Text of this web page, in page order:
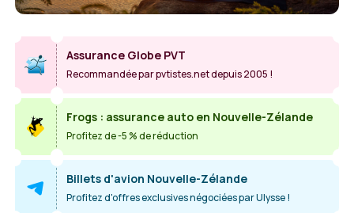
Assurance Globe PVT
Recommandée par pvtistes.net depuis 2005 !
Frogs : assurance auto en Nouvelle-Zélande
Profitez de -5 % de réduction
Billets d'avion Nouvelle-Zélande
Profitez d'offres exclusives négociées par Ulysse !